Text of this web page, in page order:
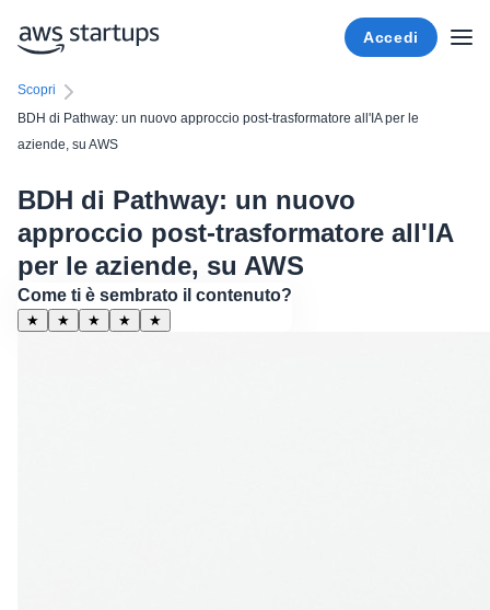
Accedi
Scopri
BDH di Pathway: un nuovo approccio post-trasformatore all'IA per le
aziende, su AWS
BDH di Pathway: un nuovo
approccio post-trasformatore all'IA
per le aziende, su AWS
Come ti è sembrato il contenuto?
★ ★ ★ ★ ★